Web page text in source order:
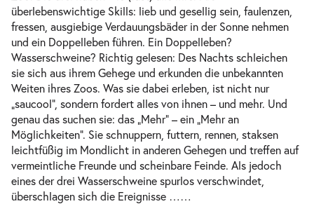
16:00–17:15 Uhr
Drei Wasserschweine brennen durch-
Sa.
Sa. 10.04.2027
17:00–18:15 Uhr
überlebenswichtige Skills: lieb und gesellig sein, faulenzen,
fressen, ausgiebige Verdauungsbäder in der Sonne nehmen
und ein Doppelleben führen. Ein Doppelleben?
Wasserschweine? Richtig gelesen: Des Nachts schleichen
sie sich aus ihrem Gehege und erkunden die unbekannten
Weiten ihres Zoos. Was sie dabei erleben, ist nicht nur
„saucool“, sondern fordert alles von ihnen – und mehr. Und
genau das suchen sie: das „Mehr“ – ein „Mehr an
Möglichkeiten“. Sie schnuppern, futtern, rennen, staksen
leichtfüßig im Mondlicht in anderen Gehegen und treffen auf
vermeintliche Freunde und scheinbare Feinde. Als jedoch
eines der drei Wasserschweine spurlos verschwindet,
überschlagen sich die Ereignisse ……